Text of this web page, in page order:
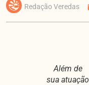
Redação Veredas
Além de
sua atuação